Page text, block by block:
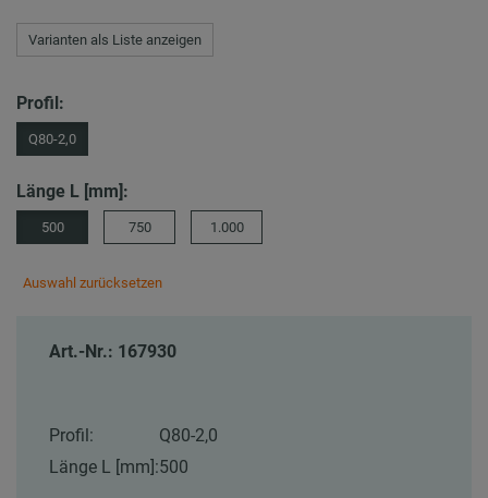
Varianten als Liste anzeigen
Profil:
Q80-2,0
Länge L [mm]:
500 750 1.000
Auswahl zurücksetzen
Art.-Nr.: 167930
Profil:
Q80-2,0
Länge L [mm]:500